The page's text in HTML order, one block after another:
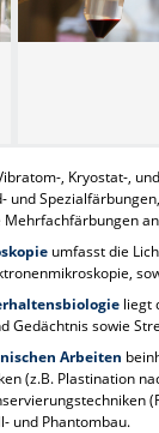
, Kryostat-,
und
Mehrfachfärbungen
umfasst die
liegt
Gedächtnis sowie
Arbeiten
(z.B. Plastination
und Phantombau.